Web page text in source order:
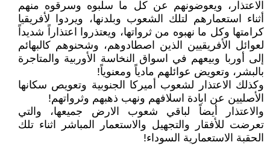
الاعتذار، ويعوضونهم عن كل ما سلبوه وسرقوه منهم
أثناء استعمارهم لتلك الشعوب وبلدنها، ويردوا لأفريقيا
كرامتها وكل ما نهبوه من ثرواتها، ويعتذروا اعتذاراً شديداً
لعوائل الأفريقيين الذين اصطادوهم، وشحنوهم كالبهائم
إلى أوربا وبيعهم في اسواق النخاسة الأوربية والمتاجرة
بالبشر، وتعويض عوائلهم مادياً ومعنوياً!
وكذلك الاعتذار لشعوب أميركا الجنوبية وتعويص سكانها
الأصليين عن ابادة اسلافهم ونهب ذهبهم وثرواتهم!
والاعتذار أيضاً لباقي شعوب الارض جميعها، والتي
تعرضت للأفقار والتجهيل والاستعمار المباشر اثناء تلك
الحقبة الاستعمارية السوداء!